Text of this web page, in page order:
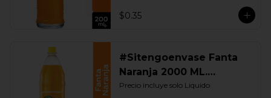
$0.35
#Sitengoenvase Fanta
Naranja 2000 ML.
Retornable
Precio incluye solo Liquido